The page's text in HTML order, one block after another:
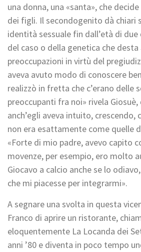
una donna, una «santa», che
dei figli. Il secondogenito dà chiari
identità sessuale fin dall’età di
del caso o della genetica che
preoccupazioni in virtù del
aveva avuto modo di conoscere
realizzò in fretta che c’erano delle
preoccupanti fra noi» rivela
anch’egli aveva intuito, crescendo,
non era esattamente come quelle
«Forte di mio padre, avevo capito
movenze, per esempio, ero molto
Giocavo a calcio anche se lo
che mi piacesse per integrarmi».
A segnare una svolta in questa
Franco di aprire un ristorante,
eloquentemente La Locanda dei
anni ’80 e diventa in poco tempo